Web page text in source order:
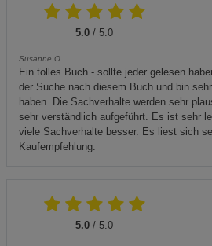
5.0 / 5.0
Susanne.O.
Ein tolles Buch - sollte jeder gelesen
der Suche nach diesem Buch und bin
haben. Die Sachverhalte werden sehr
sehr verständlich aufgeführt. Es ist sehr
viele Sachverhalte besser. Es liest sich
Kaufempfehlung.
5.0 / 5.0